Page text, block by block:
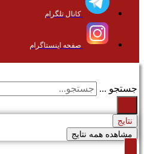
کانال تلگرام
صفحه اینستاگرام
جستجو ...
نتایج
مشاهده همه نتایج